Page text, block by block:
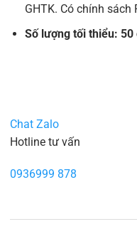
GHTK. Có chính sách
Số lượng tối thiểu: 50
Chat Zalo
Hotline tư vấn
0936999 878